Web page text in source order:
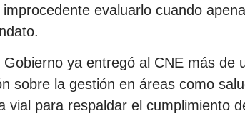
evaluarlo cuando
Gobierno ya entregó al CNE más de
sobre la gestión en áreas como
vial para respaldar el cumplimiento